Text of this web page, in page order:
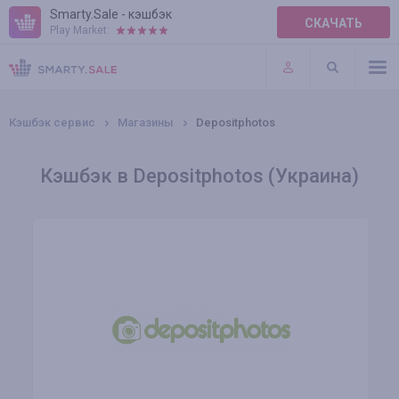
Smarty.Sale - кэшбэк
Play Market: СКАЧАТЬ
ПРАВИЛА
ПЛАГИНЫ
Кэшбэк сервис Магазины Depositphotos
Кэшбэк в Depositphotos (Украина)